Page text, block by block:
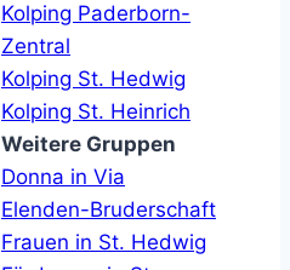
Kolping Paderborn-
Zentral
Kolping St. Hedwig
Kolping St. Heinrich
Weitere Gruppen
Donna in Via
Elenden-Bruderschaft
Frauen in St. Hedwig